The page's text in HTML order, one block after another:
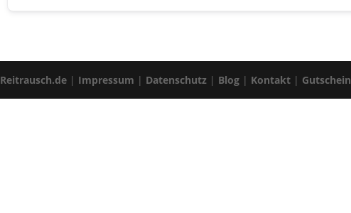
Reitrausch.de | Impressum | Datenschutz | Blog | Kontakt | Gutschein